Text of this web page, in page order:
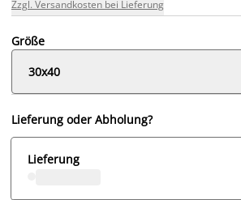
Zzgl. Versandkosten bei Lieferung
Größe
30x40
Lieferung oder Abholung?
Lieferung